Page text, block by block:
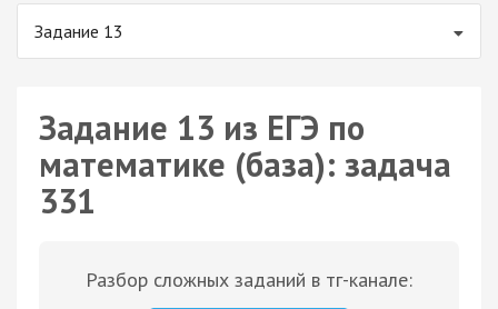
Задание 13
Задание 13 из ЕГЭ по
математике (база): задача
331
Разбор сложных заданий в тг-канале: